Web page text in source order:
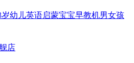
幼儿英语启蒙宝宝早教机男女孩
店